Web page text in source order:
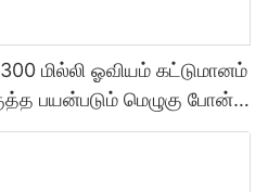
மில்லி ஓவியம் கட்டுமானம்
பயன்படும் மெழுகு போன்ற
பயன்படும் மெழுகு போன்ற